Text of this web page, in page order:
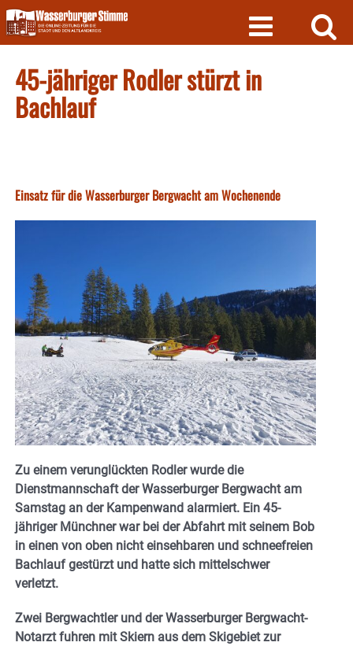
Skip
to
content
45-jähriger Rodler stürzt in
Bachlauf
Einsatz für die Wasserburger Bergwacht am Wochenende
Zu einem verunglückten Rodler wurde die
Dienstmannschaft der Wasserburger Bergwacht am
Samstag an der Kampenwand alarmiert. Ein 45-
jähriger Münchner war bei der Abfahrt mit seinem Bob
in einen von oben nicht einsehbaren und schneefreien
Bachlauf gestürzt und hatte sich mittelschwer
verletzt.
Zwei Bergwachtler und der Wasserburger Bergwacht-
Notarzt fuhren mit Skiern aus dem Skigebiet zur